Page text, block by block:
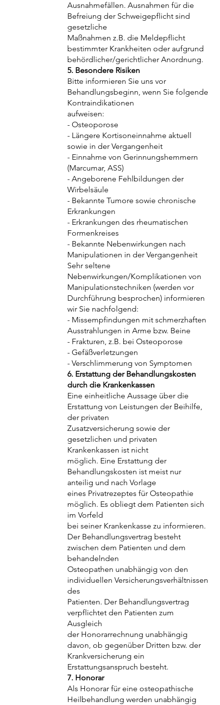
Ausnahmefällen. Ausnahmen für die
Befreiung der Schweigepflicht sind
gesetzliche
Maßnahmen z.B. die Meldepflicht
bestimmter Krankheiten oder aufgrund
behördlicher/gerichtlicher Anordnung.
5. Besondere Risiken
Bitte informieren Sie uns vor
Behandlungsbeginn, wenn Sie folgende
Kontraindikationen
aufweisen:
- Osteoporose
- Längere Kortisoneinnahme aktuell
sowie in der Vergangenheit
- Einnahme von Gerinnungshemmern
(Marcumar, ASS)
- Angeborene Fehlbildungen der
Wirbelsäule
- Bekannte Tumore sowie chronische
Erkrankungen
- Erkrankungen des rheumatischen
Formenkreises
- Bekannte Nebenwirkungen nach
Manipulationen in der Vergangenheit
Sehr seltene
Nebenwirkungen/Komplikationen von
Manipulationstechniken (werden vor
Durchführung besprochen) informieren
wir Sie nachfolgend:
- Missempfindungen mit schmerzhaften
Ausstrahlungen in Arme bzw. Beine
- Frakturen, z.B. bei Osteoporose
- Gefäßverletzungen
- Verschlimmerung von Symptomen
6. Erstattung der Behandlungskosten
durch die Krankenkassen
Eine einheitliche Aussage über die
Erstattung von Leistungen der Beihilfe,
der privaten
Zusatzversicherung sowie der
gesetzlichen und privaten
Krankenkassen ist nicht
möglich. Eine Erstattung der
Behandlungskosten ist meist nur
anteilig und nach Vorlage
eines Privatrezeptes für Osteopathie
möglich. Es obliegt dem Patienten sich
im Vorfeld
bei seiner Krankenkasse zu informieren.
Der Behandlungsvertrag besteht
zwischen dem Patienten und dem
behandelnden
Osteopathen unabhängig von den
individuellen Versicherungsverhältnissen
des
Patienten. Der Behandlungsvertrag
verpflichtet den Patienten zum
Ausgleich
der Honorarrechnung unabhängig
davon, ob gegenüber Dritten bzw. der
Krankversicherung ein
Erstattungsanspruch besteht.
7. Honorar
Als Honorar für eine osteopathische
Heilbehandlung werden unabhängig